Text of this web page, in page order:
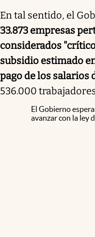
En tal sentido, el
33.873 empresas
considerados
subsidio estimado
pago de los salarios
536.000
El Gobierno
avanzar con la ley